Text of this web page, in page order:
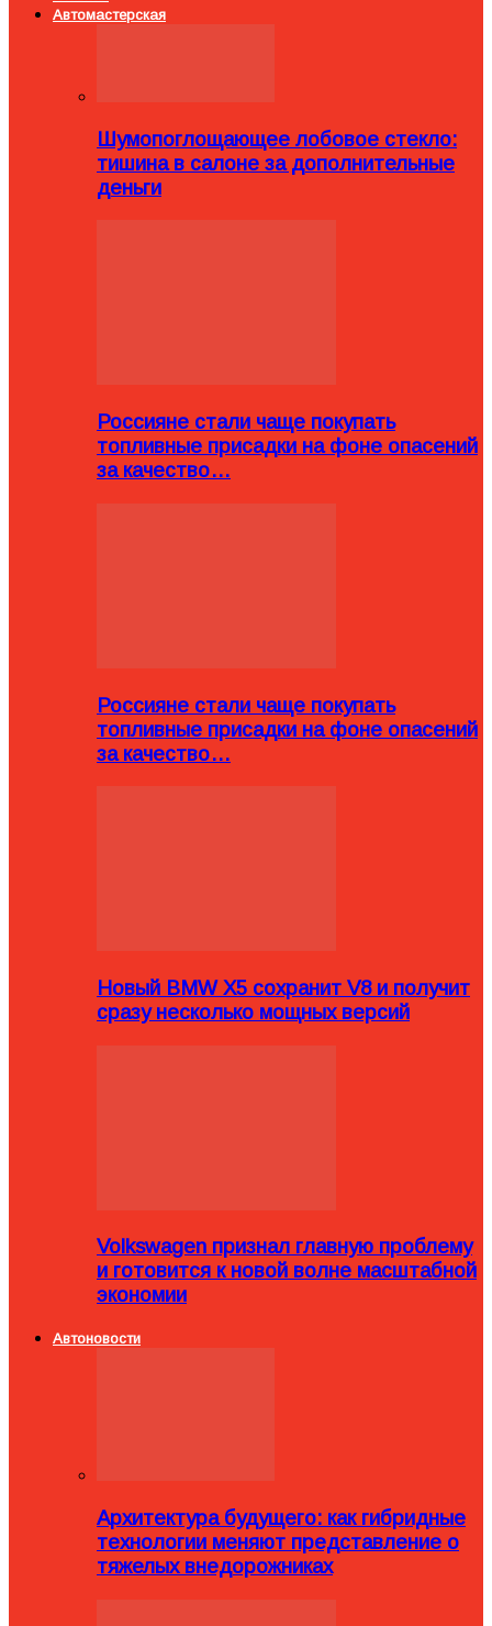
Автомастерская
Шумопоглощающее лобовое стекло:
тишина в салоне за дополнительные
деньги
Россияне стали чаще покупать
топливные присадки на фоне опасений
за качество…
Россияне стали чаще покупать
топливные присадки на фоне опасений
за качество…
Новый BMW X5 сохранит V8 и получит
сразу несколько мощных версий
Volkswagen признал главную проблему
и готовится к новой волне масштабной
экономии
Автоновости
Архитектура будущего: как гибридные
технологии меняют представление о
тяжелых внедорожниках